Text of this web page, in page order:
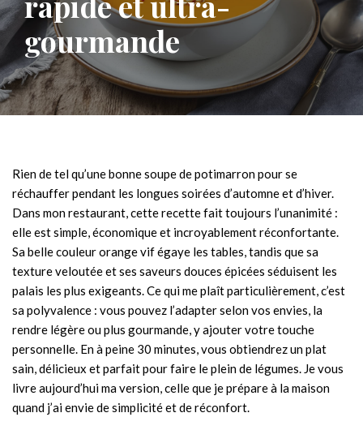
gourmande
Rien de tel qu’une bonne soupe de potimarron pour se
réchauffer pendant les longues soirées d’automne et d’hiver.
Dans mon restaurant, cette recette fait toujours l’unanimité :
elle est simple, économique et incroyablement réconfortante.
Sa belle couleur orange vif égaye les tables, tandis que sa
texture veloutée et ses saveurs douces épicées séduisent les
palais les plus exigeants. Ce qui me plaît particulièrement, c’est
sa polyvalence : vous pouvez l’adapter selon vos envies, la
rendre légère ou plus gourmande, y ajouter votre touche
personnelle. En à peine 30 minutes, vous obtiendrez un plat
sain, délicieux et parfait pour faire le plein de légumes. Je vous
livre aujourd’hui ma version, celle que je prépare à la maison
quand j’ai envie de simplicité et de réconfort.